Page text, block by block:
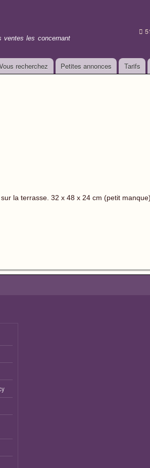
ventes les concernant
recherchez Petites annonces Tarifs
la terrasse. 32 x 48 x 24 cm (petit manque)